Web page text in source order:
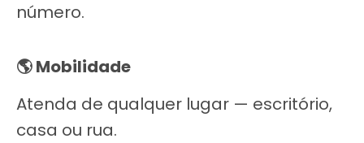
número.
🌎 Mobilidade
Atenda de qualquer lugar — escritório,
casa ou rua.